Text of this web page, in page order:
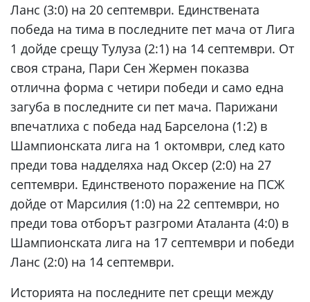
Ланс (3:0) на 20 септември. Единствената
победа на тима в последните пет мача от Лига
1 дойде срещу Тулуза (2:1) на 14 септември. От
своя страна, Пари Сен Жермен показва
отлична форма с четири победи и само една
загуба в последните си пет мача. Парижани
впечатлиха с победа над Барселона (1:2) в
Шампионската лига на 1 октомври, след като
преди това надделяха над Оксер (2:0) на 27
септември. Единственото поражение на ПСЖ
дойде от Марсилия (1:0) на 22 септември, но
преди това отборът разгроми Аталанта (4:0) в
Шампионската лига на 17 септември и победи
Ланс (2:0) на 14 септември.
Историята на последните пет срещи между